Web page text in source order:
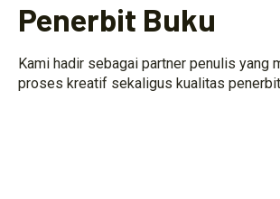
Penerbit Buku
Kami hadir sebagai partner penulis yang
proses kreatif sekaligus kualitas